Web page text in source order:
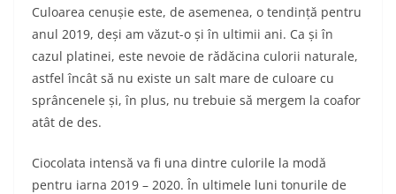
Culoarea cenușie este, de asemenea, o tendință pentru
anul 2019, deși am văzut-o și în ultimii ani. Ca și în
cazul platinei, este nevoie de rădăcina culorii naturale,
astfel încât să nu existe un salt mare de culoare cu
sprâncenele și, în plus, nu trebuie să mergem la coafor
atât de des.
Ciocolata intensă va fi una dintre culorile la modă
pentru iarna 2019 – 2020. În ultimele luni tonurile de